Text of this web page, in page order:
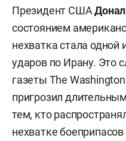
Президент США
состоянием
нехватка стала одной
ударов по Ирану. Это
газеты The
пригрозил
тем, кто
нехватке боеприпасов